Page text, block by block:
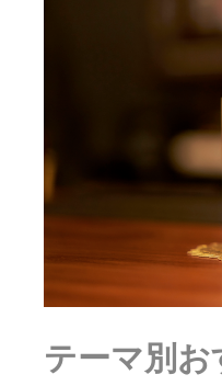
個人
ふるさと
10秒ぴ
テーマ別お